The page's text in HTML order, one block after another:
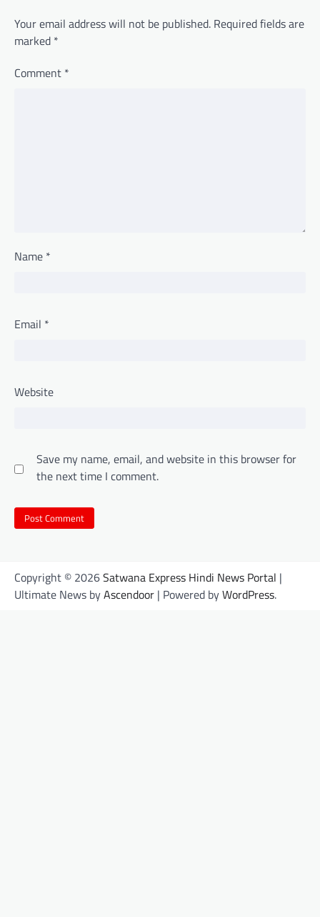
Your email address will not be published. Required fields are
marked *
Comment *
Name *
Email *
Website
Save my name, email, and website in this browser for
the next time I comment.
Copyright © 2026Satwana Express Hindi News Portal |
Ultimate News byAscendoor | Powered byWordPress.